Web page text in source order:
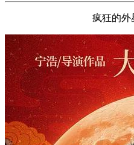
疯狂的外